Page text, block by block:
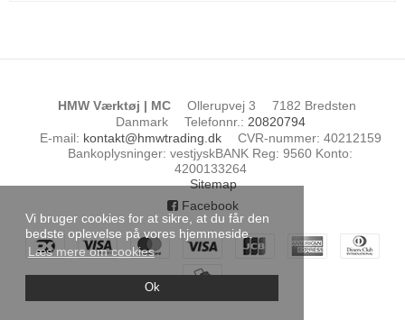
Vi bruger cookies for at sikre, at du får den
bedste oplevelse på vores hjemmeside.
Læs mere om cookies
Ok
HMW Værktøj | MC Ollerupvej 3
7182 Bredsten
Danmark
Telefonnr. : 20820794
E-mail: kontakt@hmwtrading.dk CVR-nummer: 40212159
Bankoplysninger: vestjyskBANK Reg: 9560 Konto:
4200133264
Sitemap
Facebook